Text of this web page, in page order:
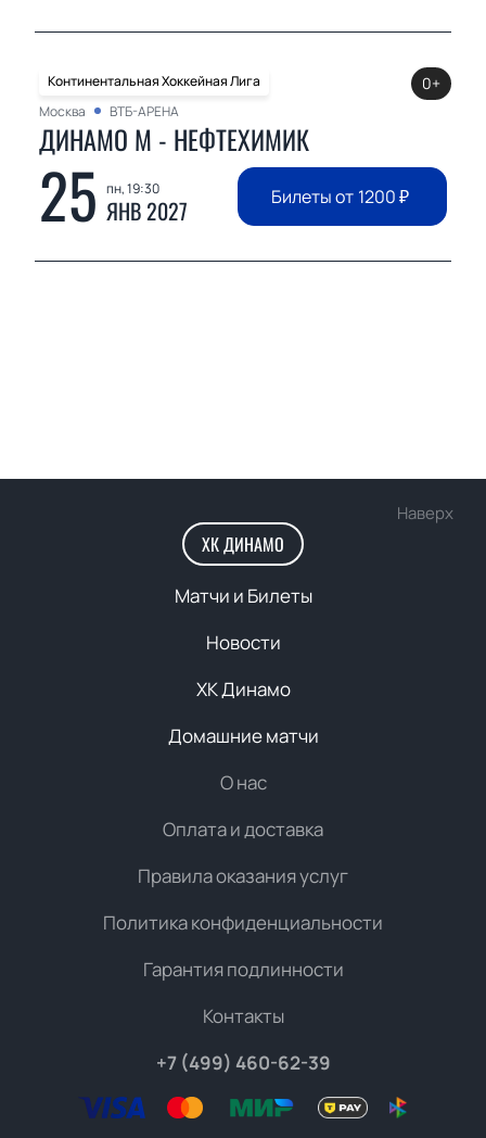
Континентальная Хоккейная Лига
Москва
ВТБ-АРЕНА
ДИНАМО М - НЕФТЕХИМИК
25 пн, 19:30
ЯНВ 2027
0+
Билеты от 1200₽
Наверх
ХК ДИНАМО
Матчи и Билеты
Новости
ХК Динамо
Домашние матчи
О нас
Оплата и доставка
Правила оказания услуг
Политика конфиденциальности
Гарантия подлинности
Контакты
+7 (499) 460-62-39